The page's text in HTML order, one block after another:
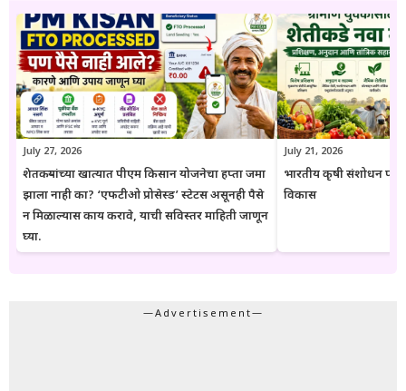
पोहोचवणे हा आहे. प्रकाशित माहिती वेळोवेळी अद्ययावत ठेवण्याचा प्रयत्न केला
जातो. अधिकृत निर्णयामध्ये बदल झाल्यास संबंधित लेख देखील अद्ययावत करण्यात
येतात. या संकेतस्थळावरील माहिती ही केवळ जनजागृती आणि मार्गदर्शनाच्या
उद्देशाने प्रकाशित केली जाते. कोणत्याही सरकारी योजनेसाठी अर्ज करण्यापूर्वी
संबंधित विभागाच्या अधिकृत संकेतस्थळावरील माहिती, नियम आणि अटींची
पडताळणी करण्याचा सल्ला दिला जातो.
July 27, 2026
शेतकऱ्यांच्या खात्यात पीएम किसान योजनेचा हप्ता जमा
झाला नाही का? ‘एफटीओ प्रोसेस्ड’ स्टेटस असूनही पैसे
न मिळाल्यास काय करावे, याची सविस्तर माहिती जाणून
घ्या.
July 21, 2026
भारतीय कृषी संशोधन
विकास
—Advertisement—